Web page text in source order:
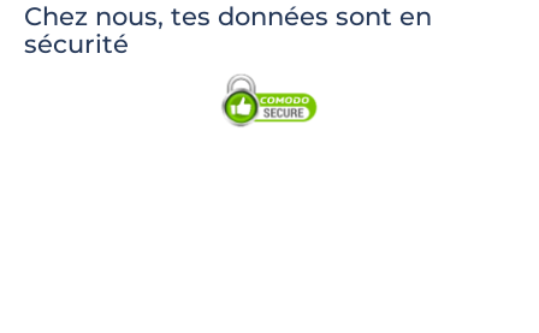
Chez nous, tes données sont en
sécurité